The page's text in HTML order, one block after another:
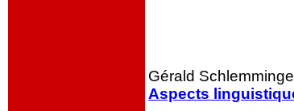
Gérald
Aspects